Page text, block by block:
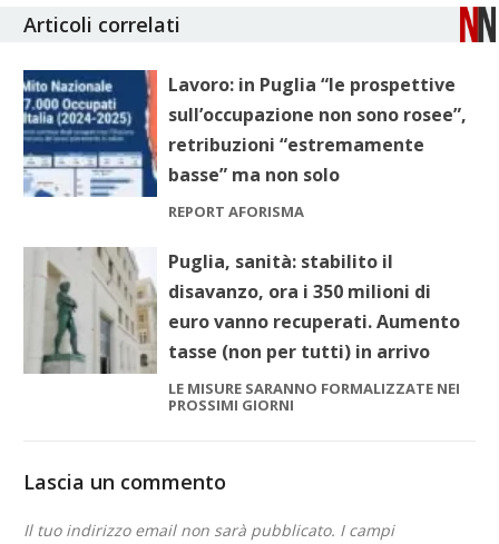
Articoli correlati
Lavoro: in Puglia “le prospettive
sull’occupazione non sono rosee”,
retribuzioni “estremamente
basse” ma non solo
REPORT AFORISMA
Puglia, sanità: stabilito il
disavanzo, ora i 350 milioni di
euro vanno recuperati. Aumento
tasse (non per tutti) in arrivo
LE MISURE SARANNO FORMALIZZATE NEI
PROSSIMI GIORNI
Lascia un commento
Il tuo indirizzo email non sarà pubblicato. I campi